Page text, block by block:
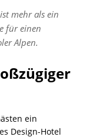
mehr als ein
für einen
Alpen.
ein
Design-Hotel